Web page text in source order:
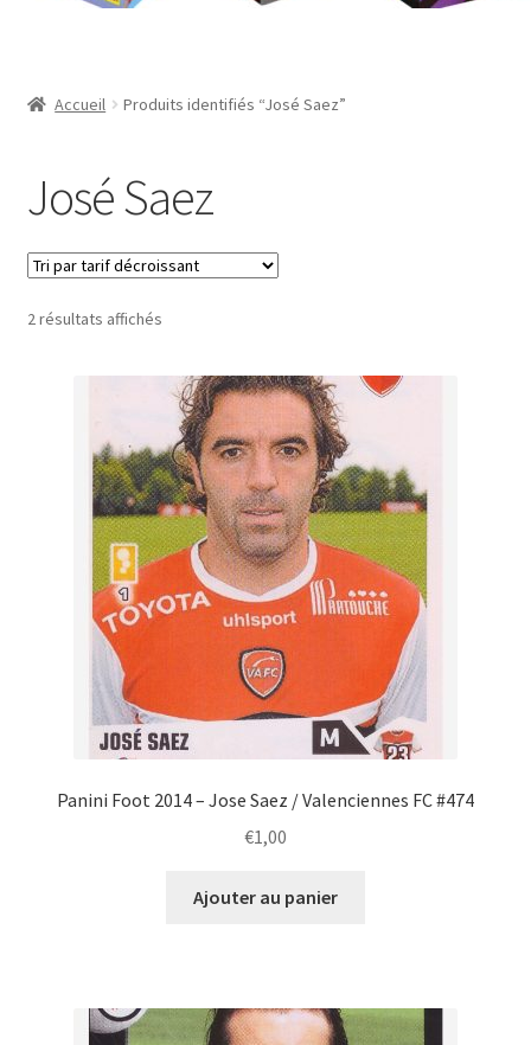
Mon compte
Panier
Validation de la commande
Accueil Produits identifiés “José Saez”
José Saez
2 résultats affichésTrié
décroissant
Panini Foot 2014 – Jose Saez / Valenciennes FC #474
€1,00
Ajouter au panier